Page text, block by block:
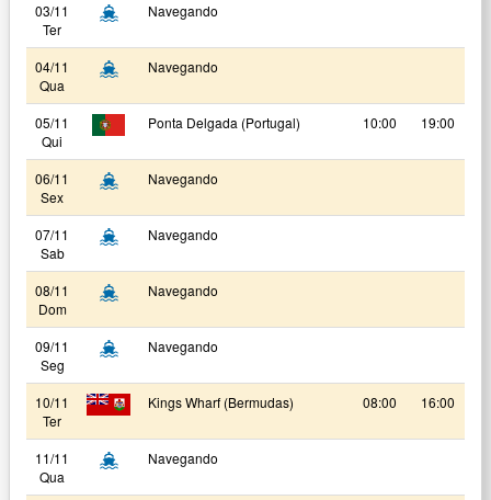
03/11
Ter
Navegando
04/11
Qua
Navegando
05/11
Qui
Ponta Delgada (Portugal) 10:00 19:00
06/11
Sex
Navegando
07/11
Sab
Navegando
08/11
Dom
Navegando
09/11
Seg
Navegando
10/11
Ter
Kings Wharf (Bermudas) 08:00 16:00
11/11
Qua
Navegando